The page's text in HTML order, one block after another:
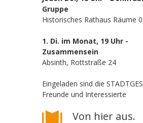
Gruppe
Historisches Rathaus Räume
1. Di. im Monat, 19 Uhr -
Zusammensein
Absinth, Rottstraße 24
Eingeladen sind die
Freunde und Interessierte
Von hier aus.